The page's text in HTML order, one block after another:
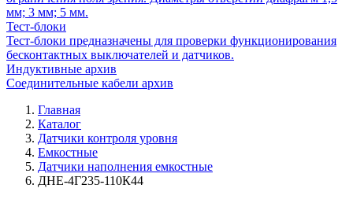
мм; 3 мм; 5 мм.
Тест-блоки
Тест-блоки предназначены для проверки функционирования
бесконтактных выключателей и датчиков.
Индуктивные архив
Соединительные кабели архив
Главная
Каталог
Датчики контроля уровня
Емкостные
Датчики наполнения емкостные
ДНЕ-4Г235-110К44